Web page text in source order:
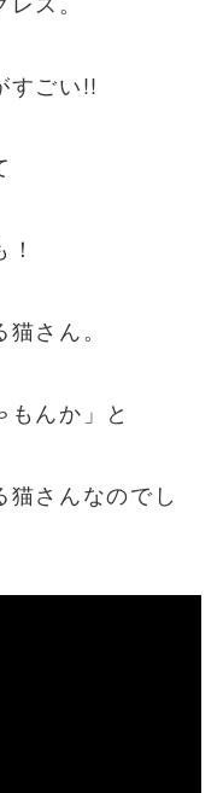
すごい!!
さん。
んか」と
さんなのでし